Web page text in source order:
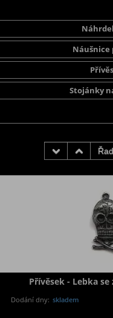
Náušnice
Stojánky
Přívěsek - Lebka
Dodání dny: skladem